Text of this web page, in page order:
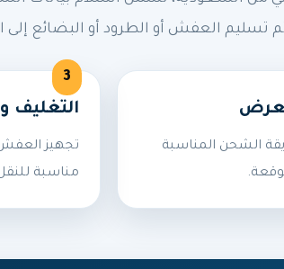
تسليم العفش أو الطرود أو البضائع إلى
الشحن المناسبة
التغليف
تجهيز
مناسبة